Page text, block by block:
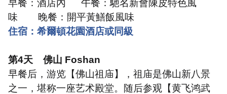
早餐：酒店內
午餐：馳名新會陳皮特色風
味
晚餐：開平黃鱔飯風味
住宿：希爾頓花園酒店或同級
第4天 佛山 Foshan
早餐后，游览【佛山祖庙】，祖庙是佛山新八景
之一，堪称一座艺术殿堂。随后参观【黄飞鸿武